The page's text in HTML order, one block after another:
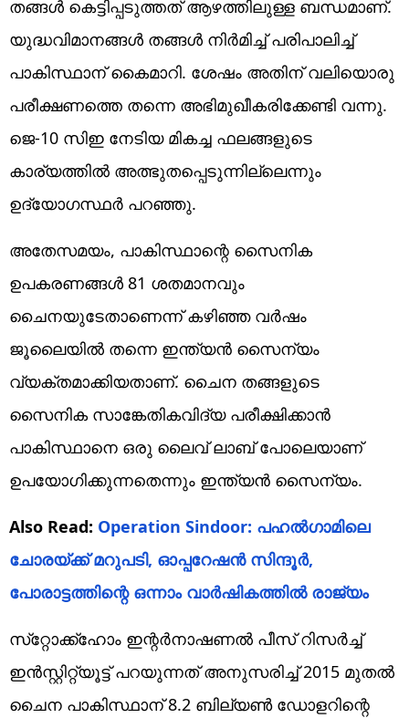
തങ്ങള്‍ കെട്ടിപ്പടുത്തത് ആഴത്തിലുള്ള ബന്ധമാണ്.
യുദ്ധവിമാനങ്ങള്‍ തങ്ങള്‍ നിര്‍മിച്ച് പരിപാലിച്ച്
പാകിസ്ഥാന് കൈമാറി. ശേഷം അതിന് വലിയൊരു
പരീക്ഷണത്തെ തന്നെ അഭിമുഖീകരിക്കേണ്ടി വന്നു.
ജെ-10 സിഇ നേടിയ മികച്ച ഫലങ്ങളുടെ
കാര്യത്തില്‍ അത്ഭുതപ്പെടുന്നില്ലെന്നും
ഉദ്യോഗസ്ഥര്‍ പറഞ്ഞു.
അതേസമയം, പാകിസ്ഥാന്റെ സൈനിക
ഉപകരണങ്ങള്‍ 81 ശതമാനവും
ചൈനയുടേതാണെന്ന് കഴിഞ്ഞ വര്‍ഷം
ജൂലൈയില്‍ തന്നെ ഇന്ത്യന്‍ സൈന്യം
വ്യക്തമാക്കിയതാണ്. ചൈന തങ്ങളുടെ
സൈനിക സാങ്കേതികവിദ്യ പരീക്ഷിക്കാന്‍
പാകിസ്ഥാനെ ഒരു ലൈവ് ലാബ് പോലെയാണ്
ഉപയോഗിക്കുന്നതെന്നും ഇന്ത്യന്‍ സൈന്യം.
Also Read: Operation Sindoor: പഹൽഗാമിലെ
ചോരയ്ക്ക് മറുപടി, ഓപ്പറേഷന്‍ സിന്ദൂര്‍,
പോരാട്ടത്തിന്റെ ഒന്നാം വാര്‍ഷികത്തിൽ രാജ്യം
സ്‌റ്റോക്ക്‌ഹോം ഇന്റര്‍നാഷണല്‍ പീസ് റിസര്‍ച്ച്
ഇന്‍സ്റ്റിറ്റ്യൂട്ട് പറയുന്നത് അനുസരിച്ച് 2015 മുതല്‍
ചൈന പാകിസ്ഥാന് 8.2 ബില്യണ്‍ ഡോളറിന്റെ